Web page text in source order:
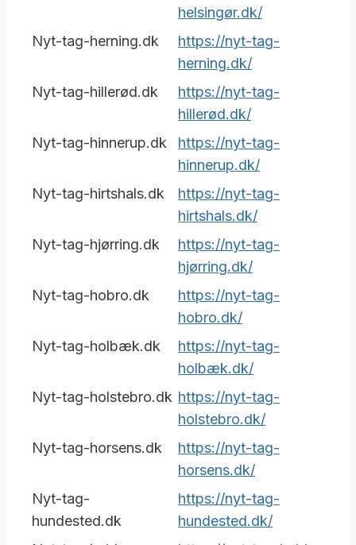
helsingør.dk/
Nyt-tag-herning.dk
https://nyt-tag-
herning.dk/
Nyt-tag-hillerød.dk
https://nyt-tag-
hillerød.dk/
Nyt-tag-hinnerup.dk
https://nyt-tag-
hinnerup.dk/
Nyt-tag-hirtshals.dk
https://nyt-tag-
hirtshals.dk/
Nyt-tag-hjørring.dk
https://nyt-tag-
hjørring.dk/
Nyt-tag-hobro.dk
https://nyt-tag-
hobro.dk/
Nyt-tag-holbæk.dk
https://nyt-tag-
holbæk.dk/
Nyt-tag-holstebro.dk https://nyt-tag-
holstebro.dk/
Nyt-tag-horsens.dk
https://nyt-tag-
horsens.dk/
Nyt-tag-
hundested.dk
https://nyt-tag-
hundested.dk/